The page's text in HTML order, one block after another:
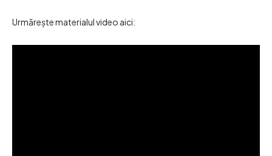
Urmărește materialul video aici: